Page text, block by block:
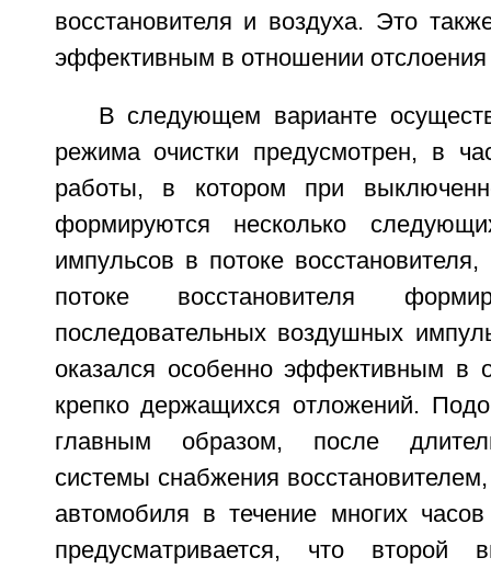
восстановителя и воздуха. Это
эффективным в отношении
В следующем варианте
режима очистки предусмотрен, в
работы, в котором при
формируются несколько
импульсов в потоке
потоке восстановителя
последовательных воздушных
оказался особенно эффективным в
крепко держащихся отложений.
главным образом, после
системы снабжения
автомобиля в течение многих
предусматривается, что